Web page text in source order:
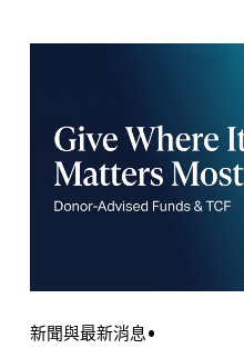
新聞與最新消息